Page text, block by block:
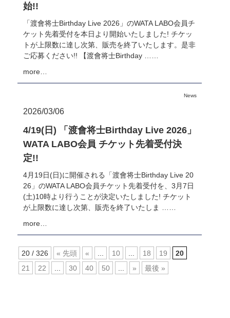
始!!
「渡會将士Birthday Live 2026」のWATA LABO会員チ
ケット先着受付を本日より開始いたしました! チケッ
トが上限数に達し次第、販売を終了いたします。是非
ご応募ください!! 【渡會将士Birthday ……
more…
News
2026/03/06
4/19(日) 「渡會将士Birthday Live 2026」
WATA LABO会員 チケット先着受付決
定!!
4月19日(日)に開催される「渡會将士Birthday Live 20
26」のWATA LABO会員チケット先着受付を、3月7日
(土)10時より行うことが決定いたしました! チケット
が上限数に達し次第、販売を終了いたしま ……
more…
20 / 326 « 先頭 « 10 18 19
20
21
22 30 40 50 » 最後 »